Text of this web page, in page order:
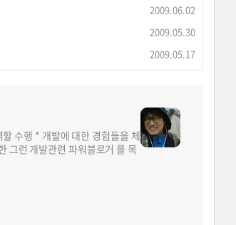
2009.06.02
2009.05.30
2009.05.17
수행 * 개발에 대한 경험들을 체
그런 개발관련 파워블로거 를 목